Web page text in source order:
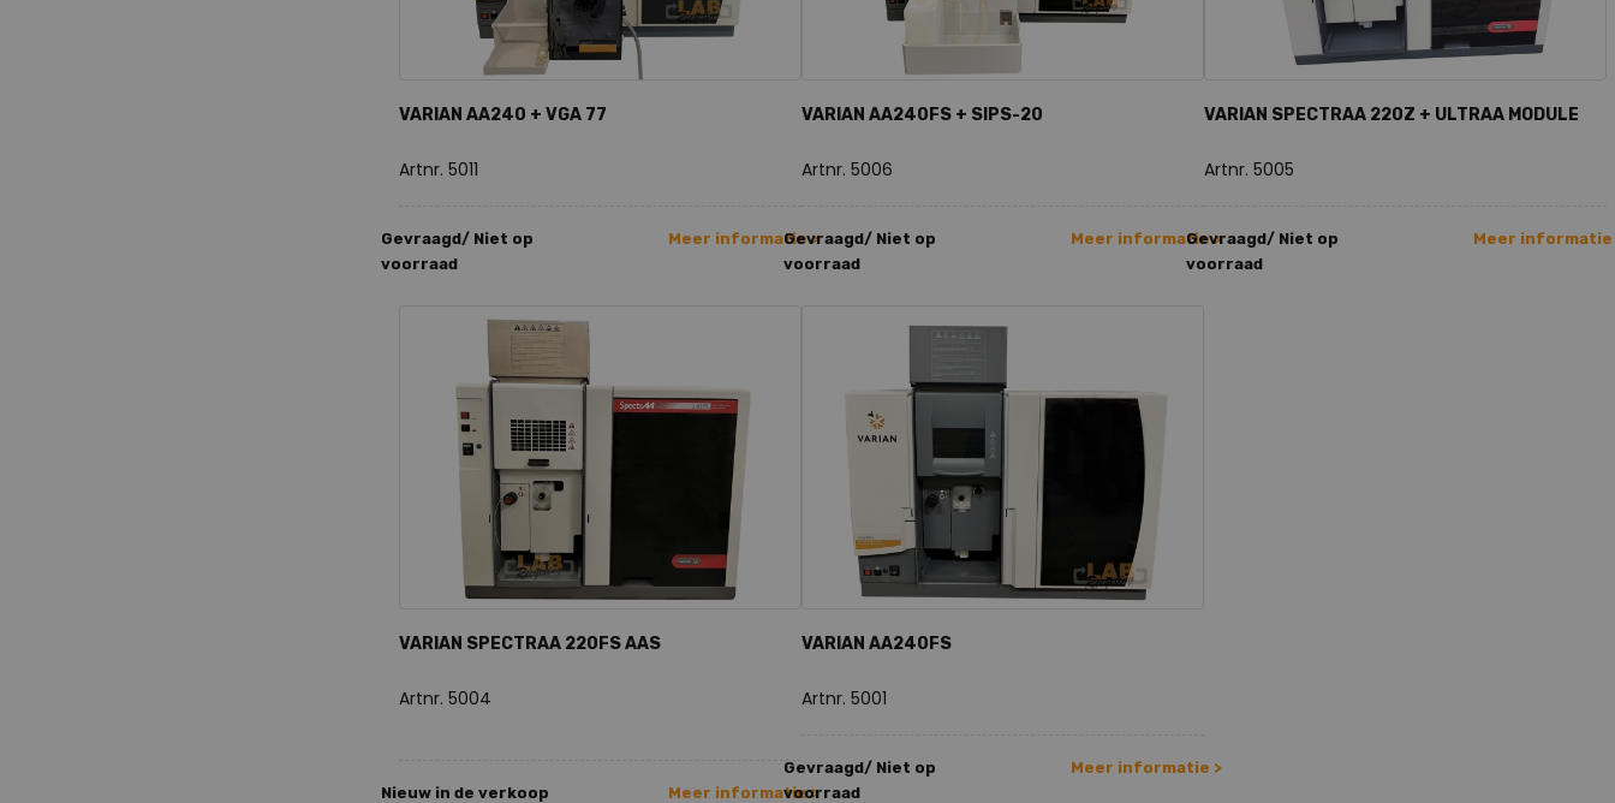
VARIAN AA240 + VGA 77
Artnr. 5011
Gevraagd/ Niet op
voorraad
Meer informatie >
VARIAN AA240FS + SIPS-20
Artnr. 5006
Gevraagd/ Niet op
voorraad
Meer informatie >
VARIAN SPECTRAA 220Z + ULTRAA MODULE
Artnr. 5005
Gevraagd/ Niet op
voorraad
Meer informatie
VARIAN SPECTRAA 220FS AAS
Artnr. 5004
Nieuw in de verkoop Meer informatie >
VARIAN AA240FS
Artnr. 5001
Gevraagd/ Niet op
voorraad
Meer informatie >